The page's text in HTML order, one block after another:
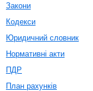
Закони
Кодекси
Юридичний словник
Нормативні акти
ПДР
План рахунків